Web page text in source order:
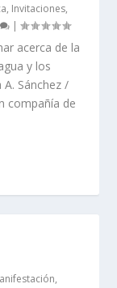
, Invitaciones,
|
acerca de la
y los
Sánchez /
compañía de
,